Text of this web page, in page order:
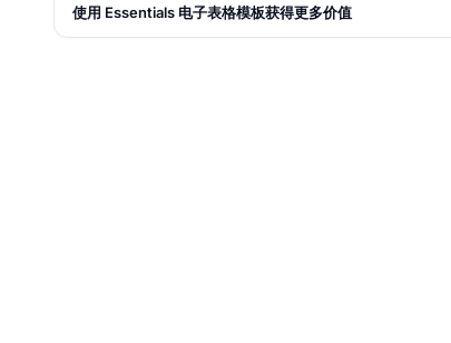
使用 Essentials 电子表格模板获得更多价值